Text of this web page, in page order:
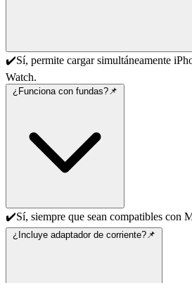
✔️Sí, permite cargar simultáneamente
Watch.
¿Funciona con fundas?📌
✔️Sí, siempre que sean compatibles con
¿Incluye adaptador de corriente?​📌